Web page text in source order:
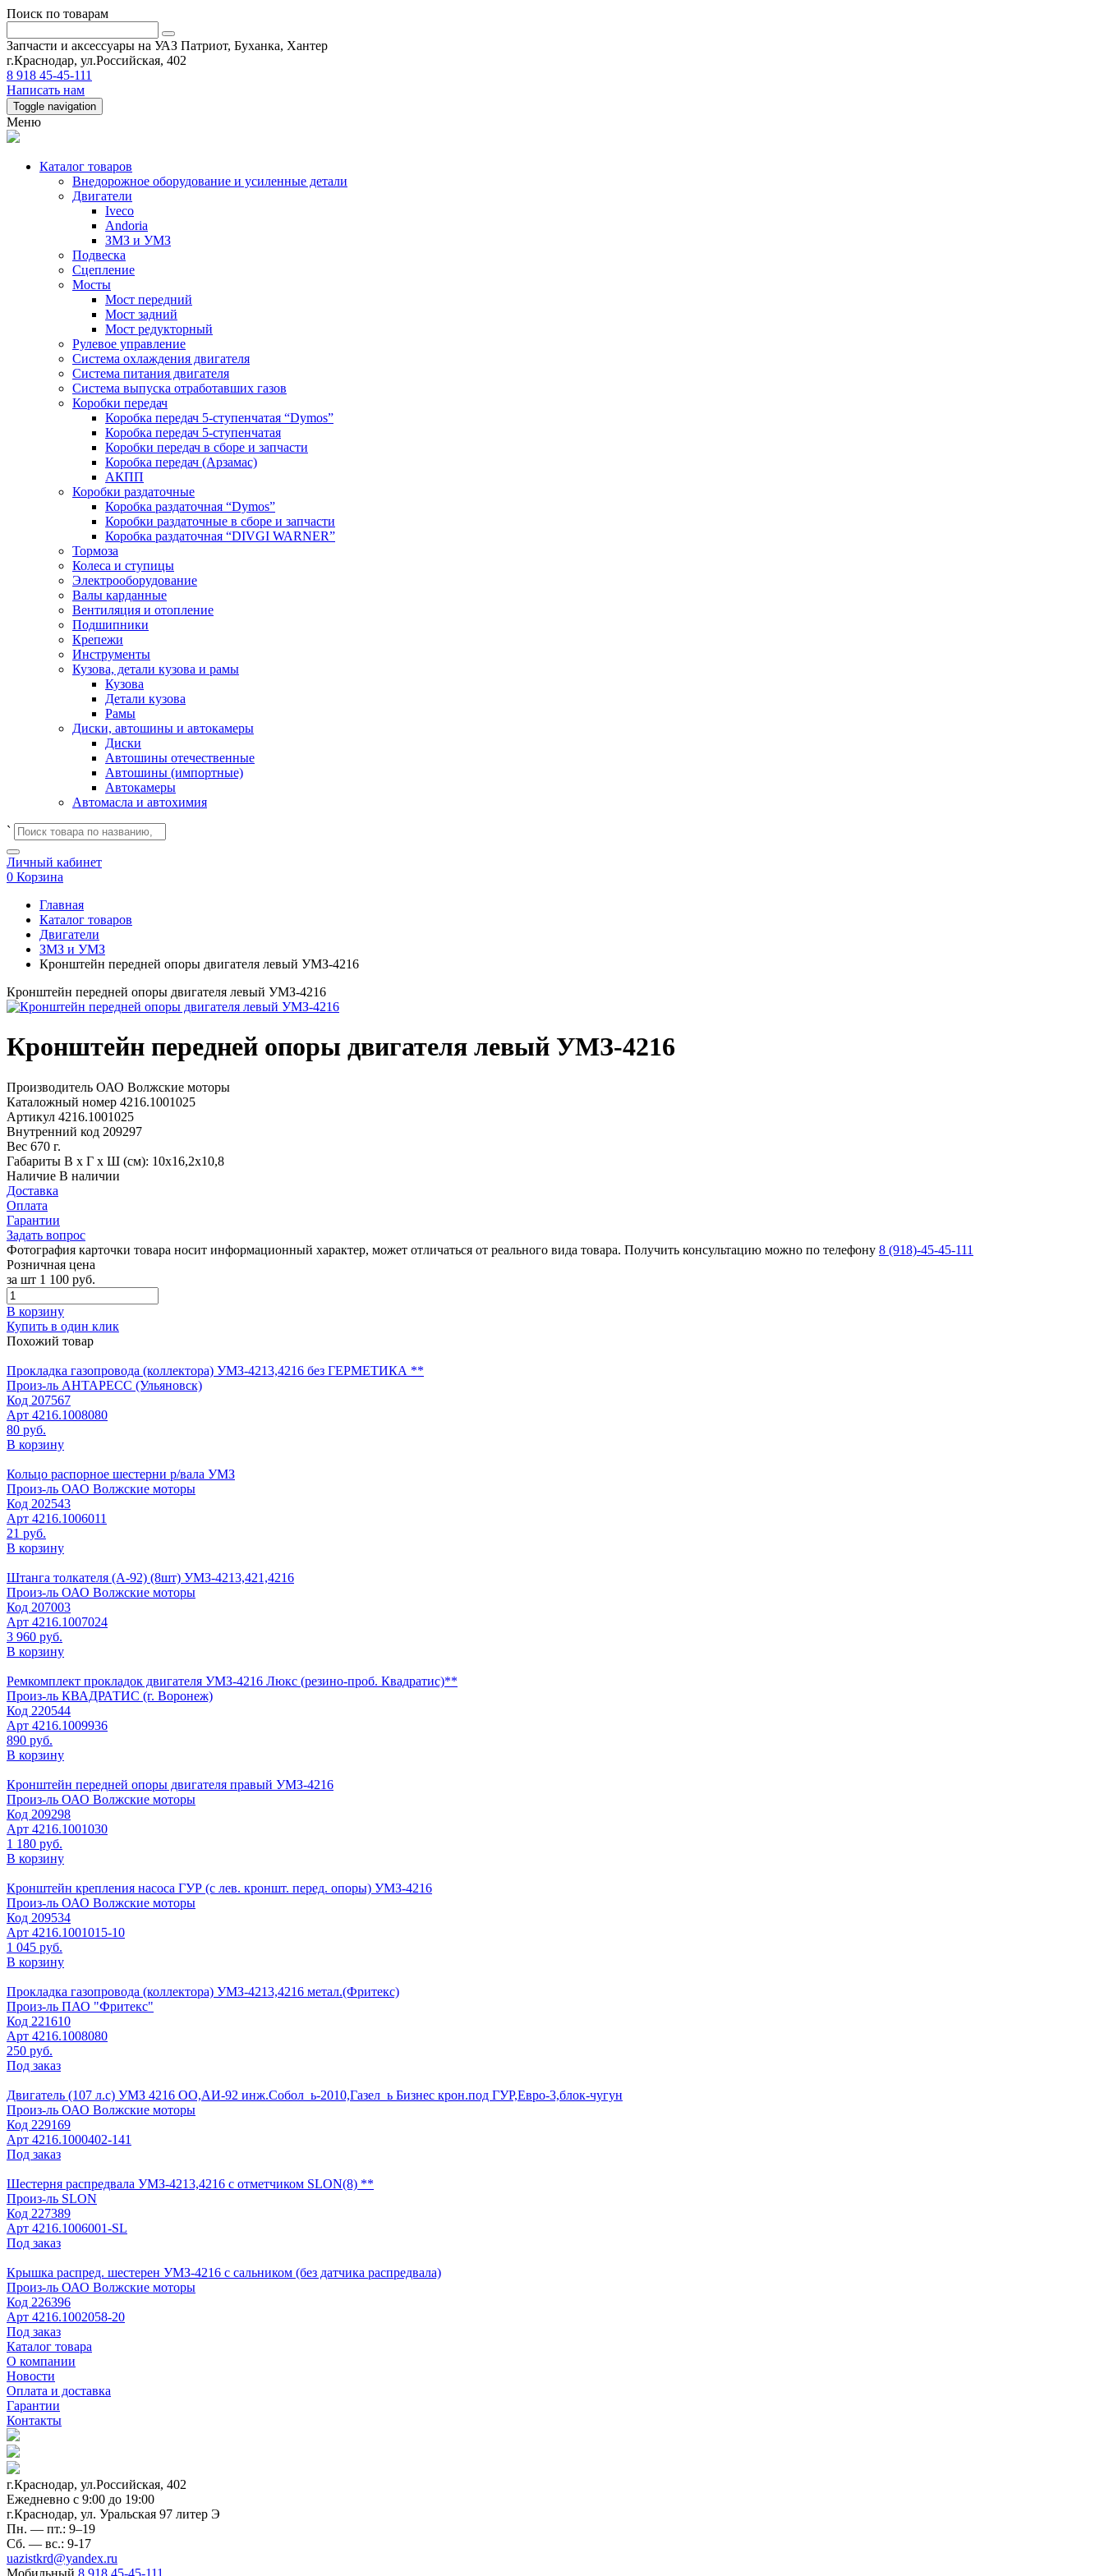
Поиск по товарам
Запчасти и аксессуары на УАЗ Патриот, Буханка, Хантер
г.Краснодар, ул.Российская, 402
8 918 45-45-111
Написать нам
Toggle navigation
Меню
Каталог товаров
Внедорожное оборудование и усиленные детали
Двигатели
Iveco
Andoria
ЗМЗ и УМЗ
Подвеска
Сцепление
Мосты
Мост передний
Мост задний
Мост редукторный
Рулевое управление
Система охлаждения двигателя
Система питания двигателя
Система выпуска отработавших газов
Коробки передач
Коробка передач 5-ступенчатая “Dymos”
Коробка передач 5-ступенчатая
Коробки передач в сборе и запчасти
Коробка передач (Арзамас)
АКПП
Коробки раздаточные
Коробка раздаточная “Dymos”
Коробки раздаточные в сборе и запчасти
Коробка раздаточная “DIVGI WARNER”
Тормоза
Колеса и ступицы
Электрооборудование
Валы карданные
Вентиляция и отопление
Подшипники
Крепежи
Инструменты
Кузова, детали кузова и рамы
Кузова
Детали кузова
Рамы
Диски, автошины и автокамеры
Диски
Автошины отечественные
Автошины (импортные)
Автокамеры
Автомасла и автохимия
`
Личный кабинет
0 Корзина
Главная
Каталог товаров
Двигатели
ЗМЗ и УМЗ
Кронштейн передней опоры двигателя левый УМЗ-4216
Кронштейн передней опоры двигателя левый УМЗ-4216
Кронштейн передней опоры двигателя левый УМЗ-4216
Производитель ОАО Волжские моторы
Каталожный номер 4216.1001025
Артикул 4216.1001025
Внутренний код 209297
Вес 670 г.
Габариты В х Г х Ш (см): 10х16,2х10,8
Наличие В наличии
Доставка
Оплата
Гарантии
Задать вопрос
Фотография карточки товара носит информационный характер, может отличаться от реального вида товара. Получить консультацию можно по телефону 8 (918)-45-45-111
Розничная цена
за шт 1 100 руб.
В корзину
Купить в один клик
Похожий товар
Прокладка газопровода (коллектора) УМЗ-4213,4216 без ГЕРМЕТИКА **
Произ-ль АНТАРЕСС (Ульяновск)
Код 207567
Арт 4216.1008080
80 руб.
В корзину
Кольцо распорное шестерни р/вала УМЗ
Произ-ль ОАО Волжские моторы
Код 202543
Арт 4216.1006011
21 руб.
В корзину
Штанга толкателя (А-92) (8шт) УМЗ-4213,421,4216
Произ-ль ОАО Волжские моторы
Код 207003
Арт 4216.1007024
3 960 руб.
В корзину
Ремкомплект прокладок двигателя УМЗ-4216 Люкс (резино-проб. Квадратис)**
Произ-ль КВАДРАТИС (г. Воронеж)
Код 220544
Арт 4216.1009936
890 руб.
В корзину
Кронштейн передней опоры двигателя правый УМЗ-4216
Произ-ль ОАО Волжские моторы
Код 209298
Арт 4216.1001030
1 180 руб.
В корзину
Кронштейн крепления насоса ГУР (с лев. кроншт. перед. опоры) УМЗ-4216
Произ-ль ОАО Волжские моторы
Код 209534
Арт 4216.1001015-10
1 045 руб.
В корзину
Прокладка газопровода (коллектора) УМЗ-4213,4216 метал.(Фритекс)
Произ-ль ПАО "Фритекс"
Код 221610
Арт 4216.1008080
250 руб.
Под заказ
Двигатель (107 л.с) УМЗ 4216 ОО,АИ-92 инж.Собол_ь-2010,Газел_ь Бизнес крон.под ГУР,Евро-3,блок-чугун
Произ-ль ОАО Волжские моторы
Код 229169
Арт 4216.1000402-141
Под заказ
Шестерня распредвала УМЗ-4213,4216 с отметчиком SLON(8) **
Произ-ль SLON
Код 227389
Арт 4216.1006001-SL
Под заказ
Крышка распред. шестерен УМЗ-4216 с сальником (без датчика распредвала)
Произ-ль ОАО Волжские моторы
Код 226396
Арт 4216.1002058-20
Под заказ
Каталог товара
О компании
Новости
Оплата и доставка
Гарантии
Контакты
г.Краснодар, ул.Российская, 402
Ежедневно c 9:00 до 19:00
г.Краснодар, ул. Уральская 97 литер Э
Пн. — пт.: 9–19
Сб. — вс.: 9-17
uazistkrd@yandex.ru
Мобильный 8 918 45-45-111